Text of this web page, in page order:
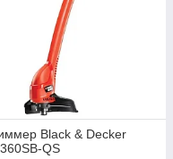
Black & Decker
QS